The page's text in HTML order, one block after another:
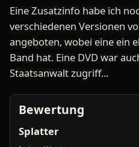
Eine Zusatzinfo habe ich
verschiedenen Versionen
angeboten, wobei eine ein
Band hat. Eine DVD war
Staatsanwalt zugriff...
Bewertung
Splatter